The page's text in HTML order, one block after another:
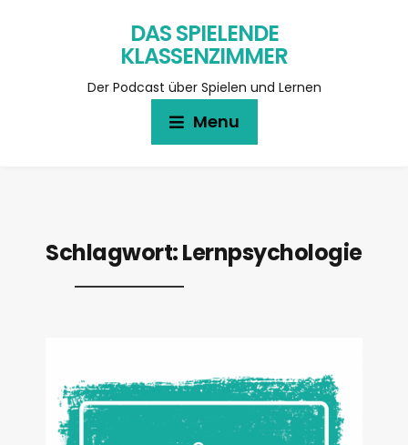
DAS SPIELENDE
KLASSENZIMMER
Der Podcast über Spielen und Lernen
Menu
Schlagwort:Lernpsychologie